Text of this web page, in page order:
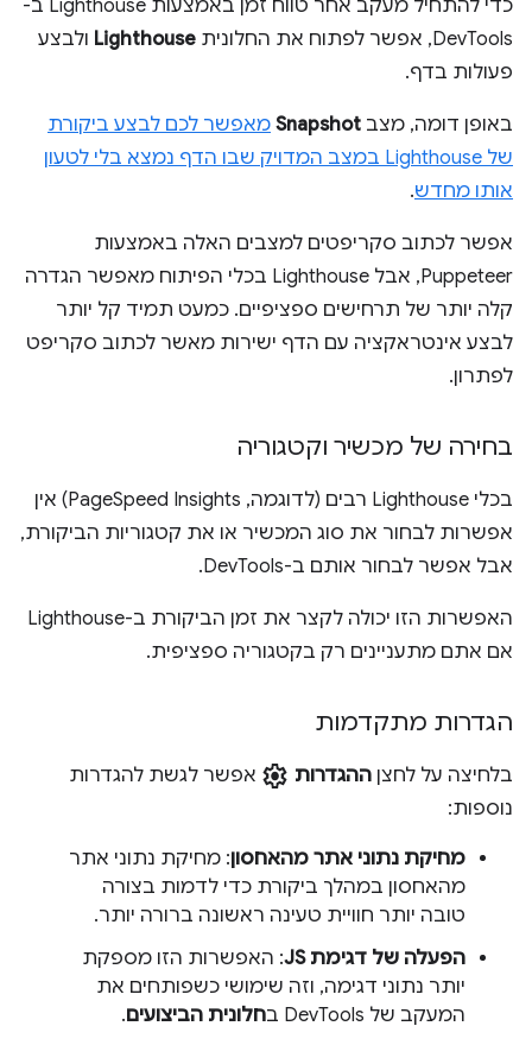
כדי להתחיל מעקב אחר טווח זמן באמצעות Lighthouse ב-
DevTools, אפשר לפתוח את החלונית
Lighthouse ולבצע
פעולות בדף.
באופן דומה, מצב Snapshot מאפשר לכם לבצע ביקורת
של Lighthouse במצב המדויק שבו הדף נמצא בלי לטעון
אותו מחדש.
אפשר לכתוב סקריפטים למצבים האלה באמצעות
Puppeteer, אבל Lighthouse בכלי הפיתוח מאפשר הגדרה
קלה יותר של תרחישים ספציפיים. כמעט תמיד קל יותר
לבצע אינטראקציה עם הדף ישירות מאשר לכתוב סקריפט
לפתרון.
בחירה של מכשיר וקטגוריה
בכלי Lighthouse רבים (לדוגמה, PageSpeed Insights) אין
אפשרות לבחור את סוג המכשיר או את קטגוריות הביקורת,
אבל אפשר לבחור אותם ב-DevTools.
האפשרות הזו יכולה לקצר את זמן הביקורת ב-Lighthouse
אם אתם מתעניינים רק בקטגוריה ספציפית.
הגדרות מתקדמות
בלחיצה על לחצן ההגדרות settings אפשר לגשת להגדרות
נוספות:
מחיקת נתוני אתר מהאחסון: מחיקת נתוני אתר
מהאחסון במהלך ביקורת כדי לדמות בצורה
טובה יותר חוויית טעינה ראשונה ברורה יותר.
הפעלה של דגימת JS
: האפשרות הזו מספקת
יותר נתוני דגימה, וזה שימושי כשפותחים את
המעקב של DevTools ב
חלונית הביצועים.